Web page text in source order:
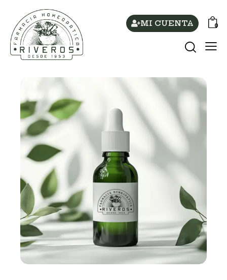
MI CUENTA 0